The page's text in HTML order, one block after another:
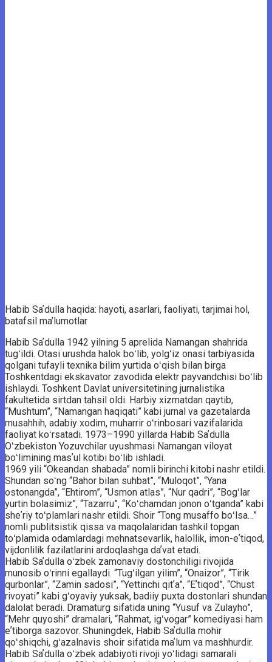
Habib Saʼdulla haqida: hayoti, asarlari, faoliyati, tarjimai hol,
batafsil ma’lumotlar
Habib Saʼdulla 1942 yilning 5 aprelida Namangan shahrida
tugʻildi. Otasi urushda halok boʻlib, yolgʻiz onasi tarbiyasida
qolgani tufayli texnika bilim yurtida oʻqish bilan birga
Toshkentdagi ekskavator zavodida elektr payvandchisi boʻlib
ishlaydi. Toshkent Davlat universitetining jurnalistika
fakultetida sirtdan tahsil oldi. Harbiy xizmatdan qaytib,
“Mushtum”, “Namangan haqiqati” kabi jurnal va gazetalarda
musahhih, adabiy xodim, muharrir oʻrinbosari vazifalarida
faoliyat koʻrsatadi. 1973–1990 yillarda Habib Saʼdulla
Oʻzbekiston Yozuvchilar uyushmasi Namangan viloyat
boʻlimining masʼul kotibi boʻlib ishladi.
1969 yili “Okeandan shabada” nomli birinchi kitobi nashr etildi.
Shundan soʻng “Bahor bilan suhbat”, “Muloqot”, “Yana
ostonangda”, “Ehtirom”, “Usmon atlas”, “Nur qadri”, “Bogʻlar
yurtin bolasimiz”, “Tazarru”, “Koʻchamdan jonon oʻtganda” kabi
sheʼriy toʻplamlari nashr etildi. Shoir “Tong musaffo boʻlsa…”
nomli publitsistik qissa va maqolalaridan tashkil topgan
toʻplamida odamlardagi mehnatsevarlik, halollik, imon-eʼtiqod,
vijdonlilik fazilatlarini ardoqlashga daʼvat etadi.
Habib Saʼdulla oʻzbek zamonaviy dostonchiligi rivojida
munosib oʻrinni egallaydi. “Tugʻilgan yilim”, “Onaizor”, “Tirik
qurbonlar”, “Zamin sadosi”, “Yettinchi qitʼa”, “Eʼtiqod”, “Chust
rivoyati” kabi gʻoyaviy yuksak, badiiy puxta dostonlari shundan
dalolat beradi. Dramaturg sifatida uning “Yusuf va Zulayho”,
“Mehr quyoshi” dramalari, “Rahmat, igʻvogar” komediyasi ham
eʼtiborga sazovor. Shuningdek, Habib Saʼdulla mohir
qoʻshiqchi, gʻazalnavis shoir sifatida maʼlum va mashhurdir.
Habib Saʼdulla oʻzbek adabiyoti rivoji yoʻlidagi samarali